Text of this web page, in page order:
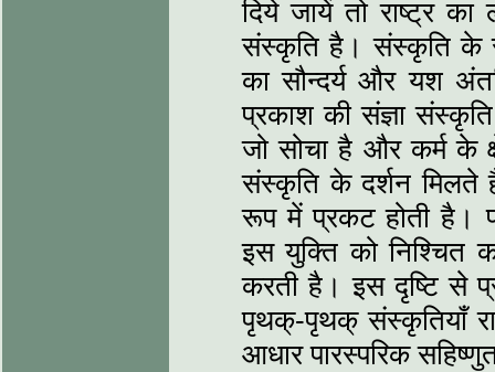
दिये जायें तो राष्ट्र
संस्कृति है। संस्कृति के
का सौन्दर्य और यश
प्रकाश की संज्ञा
जो सोचा है और कर्म के
संस्कृति के दर्शन मिलते
रूप में प्रकट होती है।
इस युक्ति को निश्चित
करती है। इस दृष्टि से
पृथक्-पृथक् संस्कृतियाँ
आधार पारस्परिक